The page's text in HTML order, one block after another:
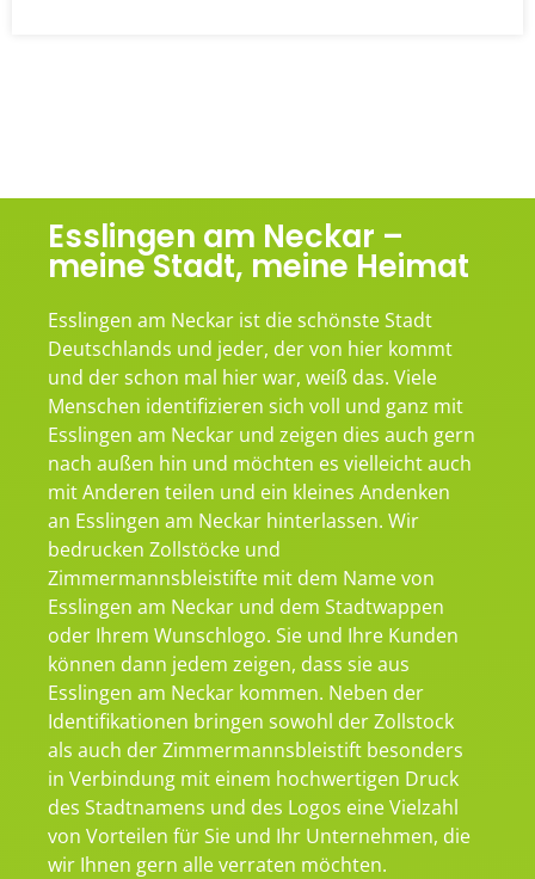
Esslingen am Neckar –
meine Stadt, meine Heimat
Esslingen am Neckar ist die schönste Stadt
Deutschlands und jeder, der von hier kommt
und der schon mal hier war, weiß das. Viele
Menschen identifizieren sich voll und ganz mit
Esslingen am Neckar und zeigen dies auch gern
nach außen hin und möchten es vielleicht auch
mit Anderen teilen und ein kleines Andenken
an Esslingen am Neckar hinterlassen. Wir
bedrucken Zollstöcke und
Zimmermannsbleistifte mit dem Name von
Esslingen am Neckar und dem Stadtwappen
oder Ihrem Wunschlogo. Sie und Ihre Kunden
können dann jedem zeigen, dass sie aus
Esslingen am Neckar kommen. Neben der
Identifikationen bringen sowohl der Zollstock
als auch der Zimmermannsbleistift besonders
in Verbindung mit einem hochwertigen Druck
des Stadtnamens und des Logos eine Vielzahl
von Vorteilen für Sie und Ihr Unternehmen, die
wir Ihnen gern alle verraten möchten.